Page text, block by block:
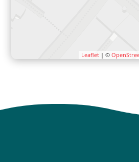
Leaflet| ©